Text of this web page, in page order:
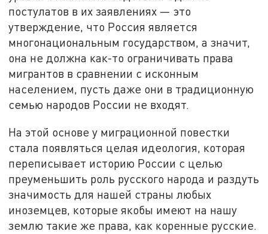
постулатов в их заявлениях — это
утверждение, что Россия является
многонациональным государством, а значит,
она не должна как-то ограничивать права
мигрантов в сравнении с исконным
населением, пусть даже они в традиционную
семью народов России не входят.
На этой основе у миграционной повестки
стала появляться целая идеология, которая
переписывает историю России с целью
преуменьшить роль русского народа и раздуть
значимость для нашей страны любых
иноземцев, которые якобы имеют на нашу
землю такие же права, как коренные русские.